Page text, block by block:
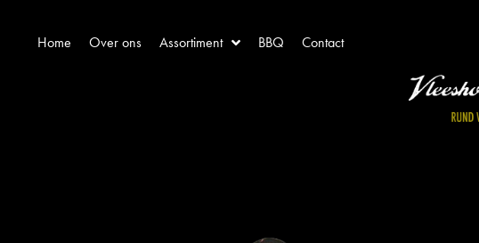
Home Over ons Assortiment BBQ Contact